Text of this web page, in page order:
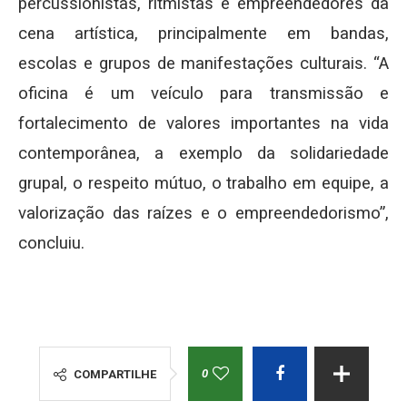
cena artística, principalmente em bandas,
escolas e grupos de manifestações culturais. “A
oficina é um veículo para transmissão e
fortalecimento de valores importantes na vida
contemporânea, a exemplo da solidariedade
grupal, o respeito mútuo, o trabalho em equipe, a
valorização das raízes e o empreendedorismo”,
concluiu.
COMPARTILHE 0